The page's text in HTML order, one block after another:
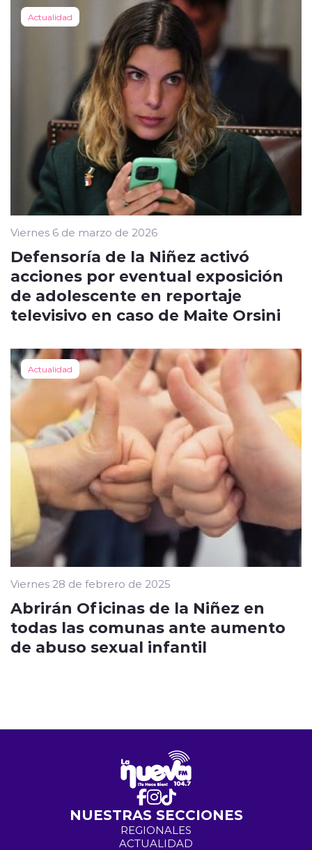
Actualidad
Viernes 6 de marzo de 2026
Defensoría de la Niñez activó
acciones por eventual exposición
de adolescente en reportaje
televisivo en caso de Maite Orsini
Actualidad
Viernes 28 de febrero de 2025
Abrirán Oficinas de la Niñez en
todas las comunas ante aumento
de abuso sexual infantil
NUESTRAS SECCIONES
REGIONALES
ACTUALIDAD